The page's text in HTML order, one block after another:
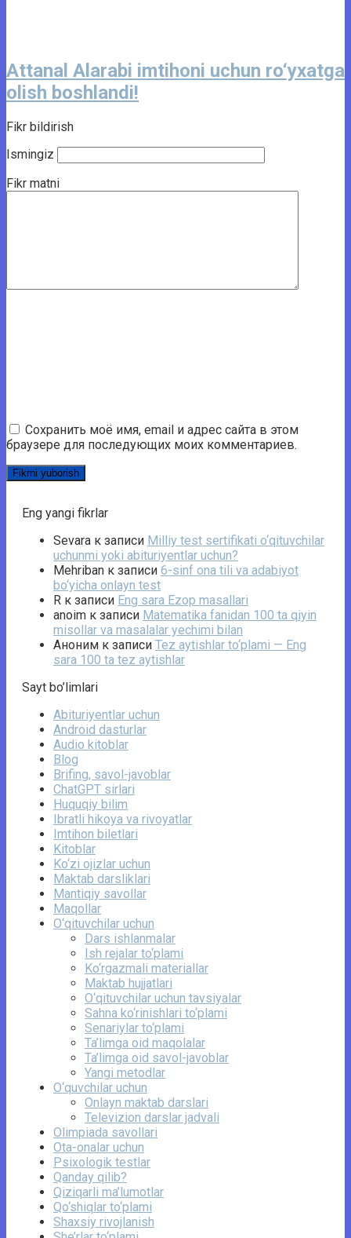
Attanal Alarabi imtihoni uchun ro‘yxatga
olish boshlandi!
Fikr bildirish
Ismingiz
Fikr matni
Сохранить моё имя, email и адрес сайта в этом
браузере для последующих моих комментариев.
Eng yangi fikrlar
Sevara к записи Milliy test sertifikati o‘qituvchilar
uchunmi yoki abituriyentlar uchun?
Mehriban к записи 6-sinf ona tili va adabiyot
bo‘yicha onlayn test
R к записи Eng sara Ezop masallari
anoim к записи Matematika fanidan 100 ta qiyin
misollar va masalalar yechimi bilan
Аноним к записи Tez aytishlar to‘plami — Eng
sara 100 ta tez aytishlar
Sayt bo’limlari
Abituriyentlar uchun
Android dasturlar
Audio kitoblar
Blog
Brifing, savol-javoblar
ChatGPT sirlari
Huquqiy bilim
Ibratli hikoya va rivoyatlar
Imtihon biletlari
Kitoblar
Ko‘zi ojizlar uchun
Maktab darsliklari
Mantiqiy savollar
Maqollar
O‘qituvchilar uchun
Dars ishlanmalar
Ish rejalar to‘plami
Ko‘rgazmali materiallar
Maktab hujjatlari
O‘qituvchilar uchun tavsiyalar
Sahna ko‘rinishlari to‘plami
Senariylar to‘plami
Ta’limga oid maqolalar
Ta’limga oid savol-javoblar
Yangi metodlar
O‘quvchilar uchun
Onlayn maktab darslari
Televizion darslar jadvali
Olimpiada savollari
Ota-onalar uchun
Psixologik testlar
Qanday qilib?
Qiziqarli ma’lumotlar
Qo‘shiqlar to‘plami
Shaxsiy rivojlanish